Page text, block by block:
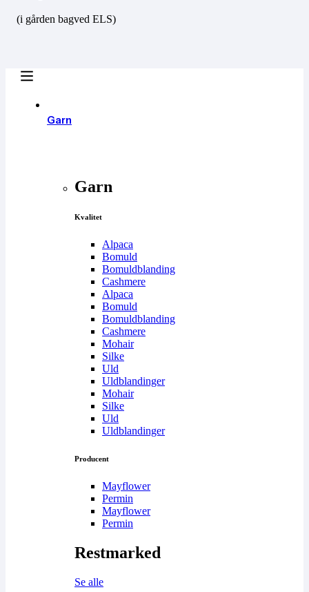
(i gården bagved ELS)
Garn
Garn
Kvalitet
Alpaca
Bomuld
Bomuldblanding
Cashmere
Alpaca
Bomuld
Bomuldblanding
Cashmere
Mohair
Silke
Uld
Uldblandinger
Mohair
Silke
Uld
Uldblandinger
Producent
Mayflower
Permin
Mayflower
Permin
Restmarked
Se alle